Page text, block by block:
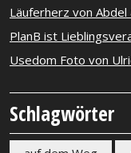
Läuferherz von Abdel
PlanB ist
Usedom Foto von
Schlagwörter